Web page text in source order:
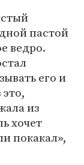
пастой
ведро.
его и
из
хочет
покакал»,